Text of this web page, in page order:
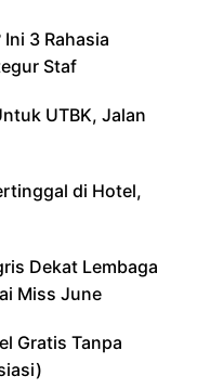
3 Rahasia
Staf
UTBK, Jalan
di Hotel,
Dekat Lembaga
Miss June
Gratis Tanpa